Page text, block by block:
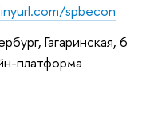
spbecon
Гагаринская, 6
платформа